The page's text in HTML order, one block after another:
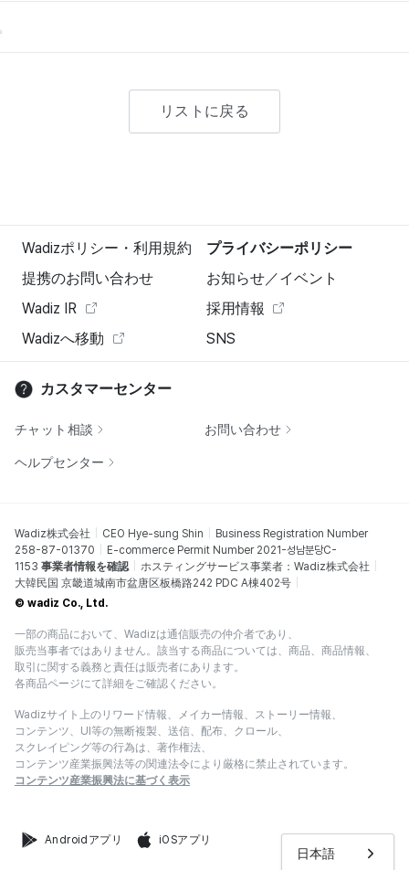
日本語
リストに戻る
Wadizポリシー・利用規約
プライバシーポリシー
提携のお問い合わせ
お知らせ／イベント
Wadiz IR
採用情報
Wadizへ移動
SNS
カスタマーセンター
チャット相談 お問い合わせ
ヘルプセンター
Wadiz株式会社 CEO Hye-sung Shin
Business Registration Number
258-87-01370
E-commerce Permit Number 2021-성남분당C-
1153 事業者情報を確認
ホスティングサービス事業者：Wadiz株式会社
大韓民国 京畿道城南市盆唐区板橋路242 PDC A棟402号
© wadiz Co., Ltd.
一部の商品において、Wadizは通信販売の仲介者であり、
販売当事者ではありません。該当する商品については、商品、商品情報、
取引に関する義務と責任は販売者にあります。
各商品ページにて詳細をご確認ください。
Wadizサイト上のリワード情報、メイカー情報、ストーリー情報、
コンテンツ、UI等の無断複製、送信、配布、クロール、
スクレイピング等の行為は、著作権法、
コンテンツ産業振興法等の関連法令により厳格に禁止されています。
コンテンツ産業振興法に基づく表示
Androidアプリ iOSアプリ